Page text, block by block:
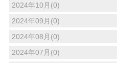
2024年10月(0)
2024年09月(0)
2024年08月(0)
2024年07月(0)